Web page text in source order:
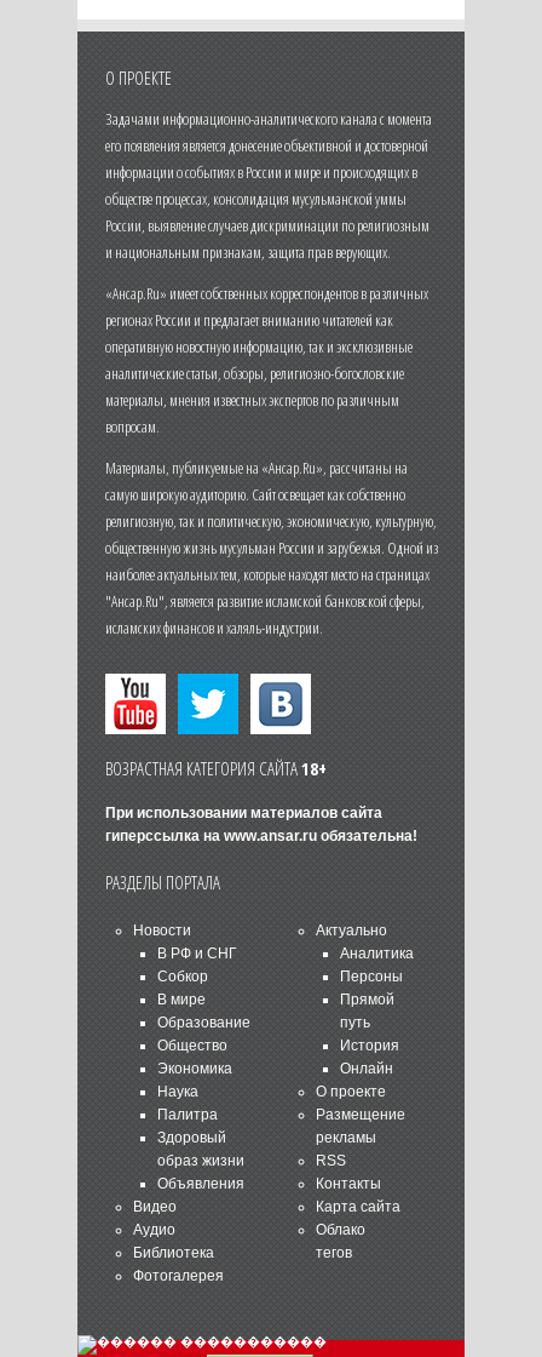
О ПРОЕКТЕ
Задачами информационно-аналитического канала с момента
его появления является донесение объективной и достоверной
информации о событиях в России и мире и происходящих в
обществе процессах, консолидация мусульманской уммы
России, выявление случаев дискриминации по религиозным
и национальным признакам, защита прав верующих.
«Ансар.Ru» имеет собственных корреспондентов в различных
регионах России и предлагает вниманию читателей как
оперативную новостную информацию, так и эксклюзивные
аналитические статьи, обзоры, религиозно-богословские
материалы, мнения известных экспертов по различным
вопросам.
Материалы, публикуемые на «Ансар.Ru», рассчитаны на
самую широкую аудиторию. Сайт освещает как собственно
религиозную, так и политическую, экономическую, культурную,
общественную жизнь мусульман России и зарубежья. Одной из
наиболее актуальных тем, которые находят место на страницах
"Ансар.Ru", является развитие исламской банковской сферы,
исламских финансов и халяль-индустрии.
ВОЗРАСТНАЯ КАТЕГОРИЯ САЙТА18+
При использовании материалов сайта
гиперссылка на www.ansar.ruобязательна!
РАЗДЕЛЫ ПОРТАЛА
Новости
В РФ и СНГ
Собкор
В мире
Образование
Общество
Экономика
Наука
Палитра
Здоровый
образ жизни
Объявления
Видео
Аудио
Библиотека
Фотогалерея
Актуально
Аналитика
Персоны
Прямой
путь
История
Онлайн
О проекте
Размещение
рекламы
RSS
Контакты
Карта сайта
Облако
тегов